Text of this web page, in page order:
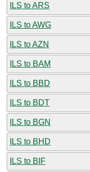
ILS to ARS
ILS to AWG
ILS to AZN
ILS to BAM
ILS to BBD
ILS to BDT
ILS to BGN
ILS to BHD
ILS to BIF